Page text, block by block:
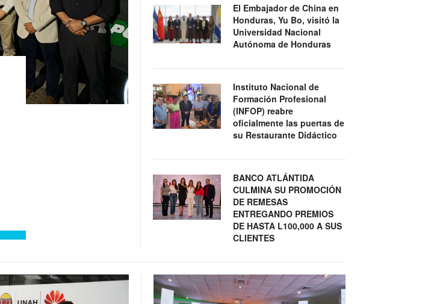
El Embajador de China en
Honduras, Yu Bo, visitó la
Universidad Nacional
Autónoma de Honduras
Instituto Nacional de
Formación Profesional
(INFOP) reabre
oficialmente las puertas de
su Restaurante Didáctico
BANCO ATLÁNTIDA
CULMINA SU PROMOCIÓN
DE REMESAS
ENTREGANDO PREMIOS
DE HASTA L100,000 A SUS
CLIENTES